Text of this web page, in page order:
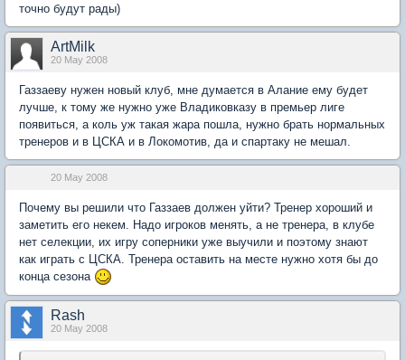
точно будут рады)
ArtMilk
20 May 2008
Газзаеву нужен новый клуб, мне думается в Алание ему будет
лучше, к тому же нужно уже Владиковказу в премьер лиге
появиться, а коль уж такая жара пошла, нужно брать нормальных
тренеров и в ЦСКА и в Локомотив, да и спартаку не мешал.
20 May 2008
Почему вы решили что Газзаев должен уйти? Тренер хороший и
заметить его некем. Надо игроков менять, а не тренера, в клубе
нет селекции, их игру соперники уже выучили и поэтому знают
как играть с ЦСКА. Тренера оставить на месте нужно хотя бы до
конца сезона
Rash
20 May 2008